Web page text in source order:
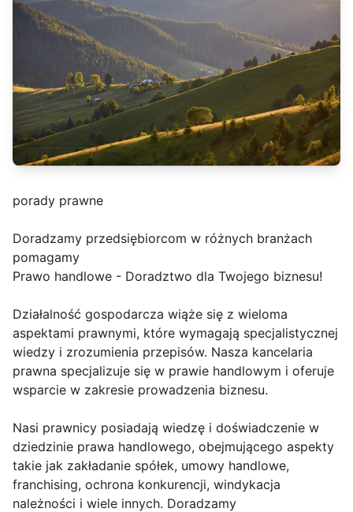
porady prawne
Doradzamy przedsiębiorcom w różnych branżach
pomagamy
Prawo handlowe - Doradztwo dla Twojego biznesu!
Działalność gospodarcza wiąże się z wieloma
aspektami prawnymi, które wymagają specjalistycznej
wiedzy i zrozumienia przepisów. Nasza kancelaria
prawna specjalizuje się w prawie handlowym i oferuje
wsparcie w zakresie prowadzenia biznesu.
Nasi prawnicy posiadają wiedzę i doświadczenie w
dziedzinie prawa handlowego, obejmującego aspekty
takie jak zakładanie spółek, umowy handlowe,
franchising, ochrona konkurencji, windykacja
należności i wiele innych. Doradzamy